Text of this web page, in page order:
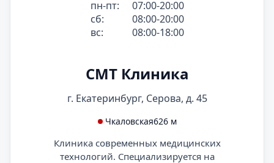
пн-пт:
07:00-20:00
сб:
08:00-20:00
вс:
08:00-18:00
СМТ Клиника
г. Екатеринбург, Серова, д. 45
Чкаловская626 м
Клиника современных медицинских
технологий. Специализируется на